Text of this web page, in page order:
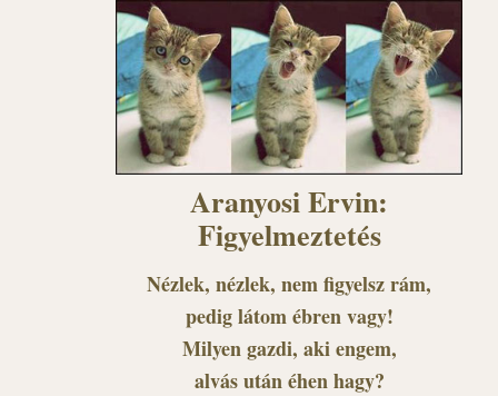
Aranyosi Ervin:
Figyelmeztetés
Nézlek, nézlek, nem figyelsz rám,
pedig látom ébren vagy!
Milyen gazdi, aki engem,
alvás után éhen hagy?